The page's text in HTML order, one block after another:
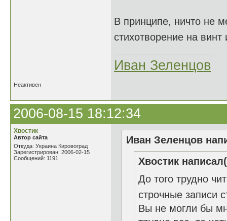
В принципе, ничто не
стихотворение на
Иван Зеленцов
Неактивен
2006-08-15 18:12:34
Хвостик
Автор сайта
Откуда: Украина Кировоград
Зарегистрирован: 2006-02-15
Сообщений: 1191
Иван Зеленцов
Хвостик
До того трудно
строчные записи
Вы не могли бы